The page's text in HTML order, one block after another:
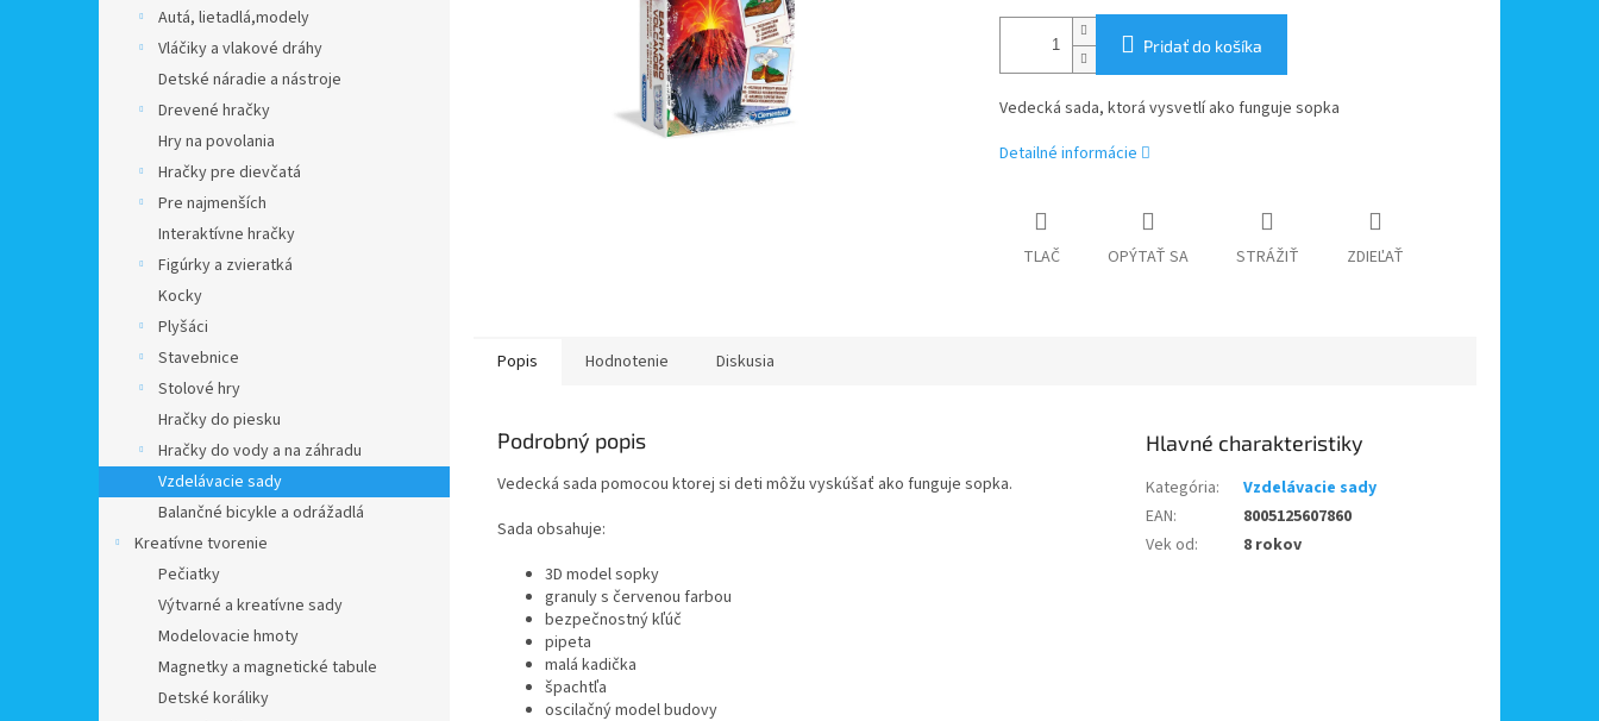
Autá, lietadlá,modely
Vláčiky a vlakové dráhy
Detské náradie a nástroje
Drevené hračky
Hry na povolania
Hračky pre dievčatá
Pre najmenších
Interaktívne hračky
Figúrky a zvieratká
Kocky
Plyšáci
Stavebnice
Stolové hry
Hračky do piesku
Hračky do vody a na záhradu
Vzdelávacie sady
Balančné bicykle a odrážadlá
Kreatívne tvorenie
Pečiatky
Výtvarné a kreatívne sady
Modelovacie hmoty
Magnetky a magnetické tabule
Detské koráliky
Pridať do košíka
Vedecká sada, ktorá vysvetlí ako funguje sopka
Detailné informácie
TLAČ OPÝTAŤ SA STRÁŽIŤ ZDIEĽAŤ
Popis Hodnotenie Diskusia
Podrobný popis
Vedecká sada pomocou ktorej si deti môžu vyskúšať ako funguje sopka.
Sada obsahuje:
3D model sopky
granuly s červenou farbou
bezpečnostný kľúč
pipeta
malá kadička
špachtľa
oscilačný model budovy
Kategória:
Vzdelávacie sady
EAN:
8005125607860
Vek od: 8 rokov